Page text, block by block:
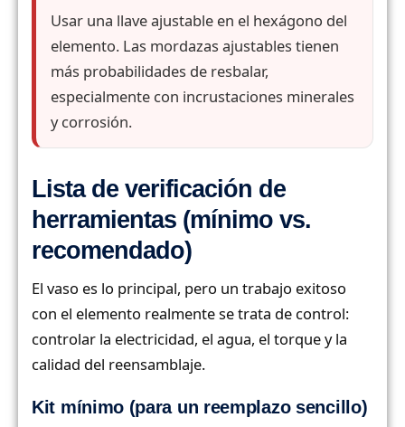
Usar una llave ajustable en el hexágono del
elemento. Las mordazas ajustables tienen
más probabilidades de resbalar,
especialmente con incrustaciones minerales
y corrosión.
Lista de verificación de
herramientas (mínimo vs.
recomendado)
El vaso es lo principal, pero un trabajo exitoso
con el elemento realmente se trata de control:
controlar la electricidad, el agua, el torque y la
calidad del reensamblaje.
Kit mínimo (para un reemplazo sencillo)